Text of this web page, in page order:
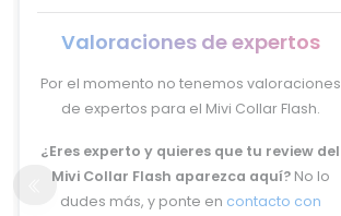
Valoraciones de expertos
Por el momento no tenemos valoraciones
de expertos para el Mivi Collar Flash.
¿Eres experto y quieres que tu review del
Mivi Collar Flash aparezca aquí?No lo
dudes más, y ponte en contacto con